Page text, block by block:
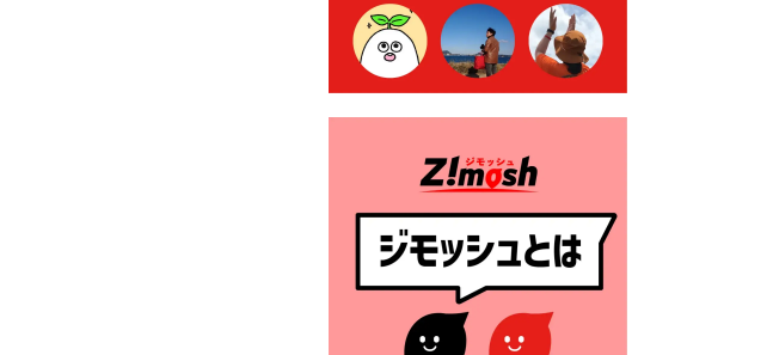
2026年7月9日 廃食用油の回
収
2026年7月7日 「おゆずりコ
2026年7月1日 豊前市民プール
一般開放
2026年7月1日 「豊前市定住促
進奨励金」が始まります！
（令和８年４月１日施行）
2026年6月25日 指定ごみ袋価
格改定